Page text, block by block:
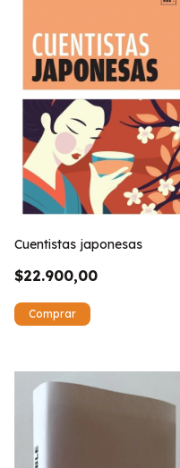
Cuentistas japonesas
$22.900,00